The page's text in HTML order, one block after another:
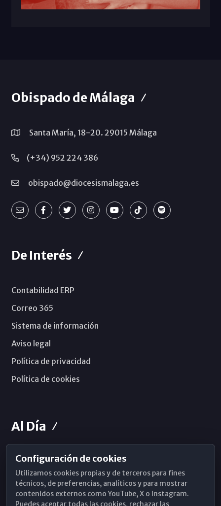
Obispado de Málaga
Santa María, 18-20. 29015 Málaga
(+34) 952 224 386
obispado@diocesismalaga.es
De Interés
Contabilidad ERP
Correo 365
Sistema de información
Aviso legal
Política de privacidad
Política de cookies
Al Día
Horarios de Misa
Hemeroteca
WhatsApp
Configuración de cookies
Utilizamos cookies propias y de terceros para fines
técnicos, de preferencias, analíticos y para mostrar
contenidos externos como YouTube, X o Instagram.
Puedes aceptar todas las cookies, rechazar las